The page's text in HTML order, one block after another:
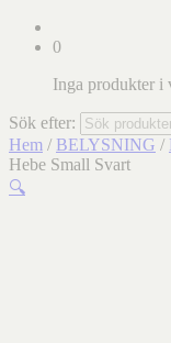
0
Inga produkter i
Sök efter:
Hem / BELYSNING /
Hebe Small Svart
🔍